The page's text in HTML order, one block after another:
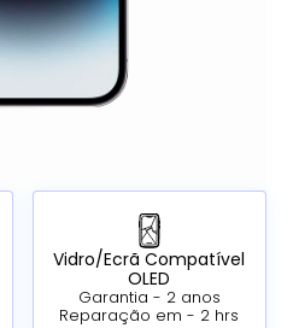
Vidro/Ecrã Compatível
OLED
Garantia - 2 anos
Reparação em - 2 hrs